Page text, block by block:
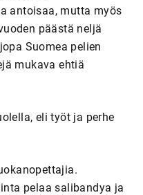
antoisaa, mutta myös
päästä neljä
Suomea pelien
mukava ehtiä
eli työt ja perhe
pelaa salibandya ja